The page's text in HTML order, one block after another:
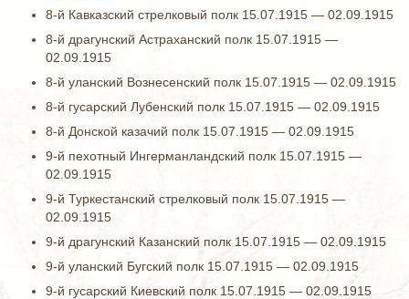
8-й Кавказский стрелковый полк 15.07.1915 — 02.09.1915
8-й драгунский Астраханский полк 15.07.1915 —
02.09.1915
8-й уланский Вознесенский полк 15.07.1915 — 02.09.1915
8-й гусарский Лубенский полк 15.07.1915 — 02.09.1915
8-й Донской казачий полк 15.07.1915 — 02.09.1915
9-й пехотный Ингерманландский полк 15.07.1915 —
02.09.1915
9-й Туркестанский стрелковый полк 15.07.1915 —
02.09.1915
9-й драгунский Казанский полк 15.07.1915 — 02.09.1915
9-й уланский Бугский полк 15.07.1915 — 02.09.1915
9-й гусарский Киевский полк 15.07.1915 — 02.09.1915